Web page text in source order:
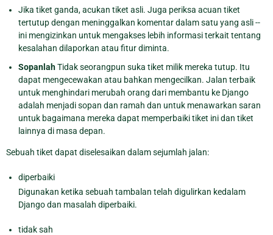
Jika tiket ganda, acukan tiket asli. Juga periksa acuan tiket
tertutup dengan meninggalkan komentar dalam satu yang asli --
ini mengizinkan untuk mengakses lebih informasi terkait tentang
kesalahan dilaporkan atau fitur diminta.
SopanlahTidak seorangpun suka tiket milik mereka tutup. Itu
dapat mengecewakan atau bahkan mengecilkan. Jalan terbaik
untuk menghindari merubah orang dari membantu ke Django
adalah menjadi sopan dan ramah dan untuk menawarkan saran
untuk bagaimana mereka dapat memperbaiki tiket ini dan tiket
lainnya di masa depan.
Sebuah tiket dapat diselesaikan dalam sejumlah jalan:
diperbaiki
Digunakan ketika sebuah tambalan telah digulirkan kedalam
Django dan masalah diperbaiki.
tidak sah